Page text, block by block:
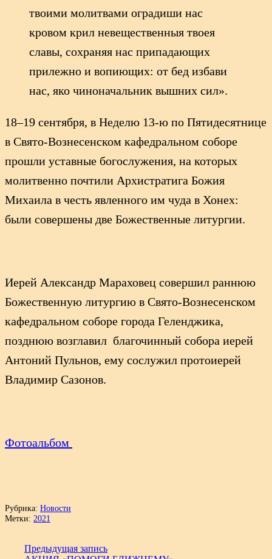
твоими молитвами оградиши нас
кровом крил невещественныя твоея
славы, сохраняя нас припадающих
прилежно и вопиющих: от бед избави
нас, яко чиноначальник вышних сил».
18–19 сентября, в Неделю 13-ю по Пятидесятнице
в Свято-Вознесенском кафедральном соборе
прошли уставные богослужения, на которых
молитвенно почтили Архистратига Божия
Михаила в честь явленного им чуда в Хонех:
были совершены две Божественные литургии.
Иерей Александр Мараховец совершил раннюю
Божественную литургию в Свято-Вознесенском
кафедральном соборе города Геленджика,
позднюю возглавил благочинный собора иерей
Антоний Пульнов, ему сослужил протоиерей
Владимир Сазонов.
Фотоальбом
Рубрика: Новости
Метки: 2021
Предыдущая запись